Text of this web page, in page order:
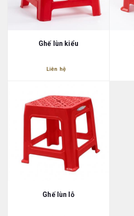
Ghế lùn kiểu
Liên hệ
Ghế lùn lỗ